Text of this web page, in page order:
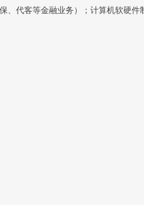
、代客等金融业务）；计算机软硬